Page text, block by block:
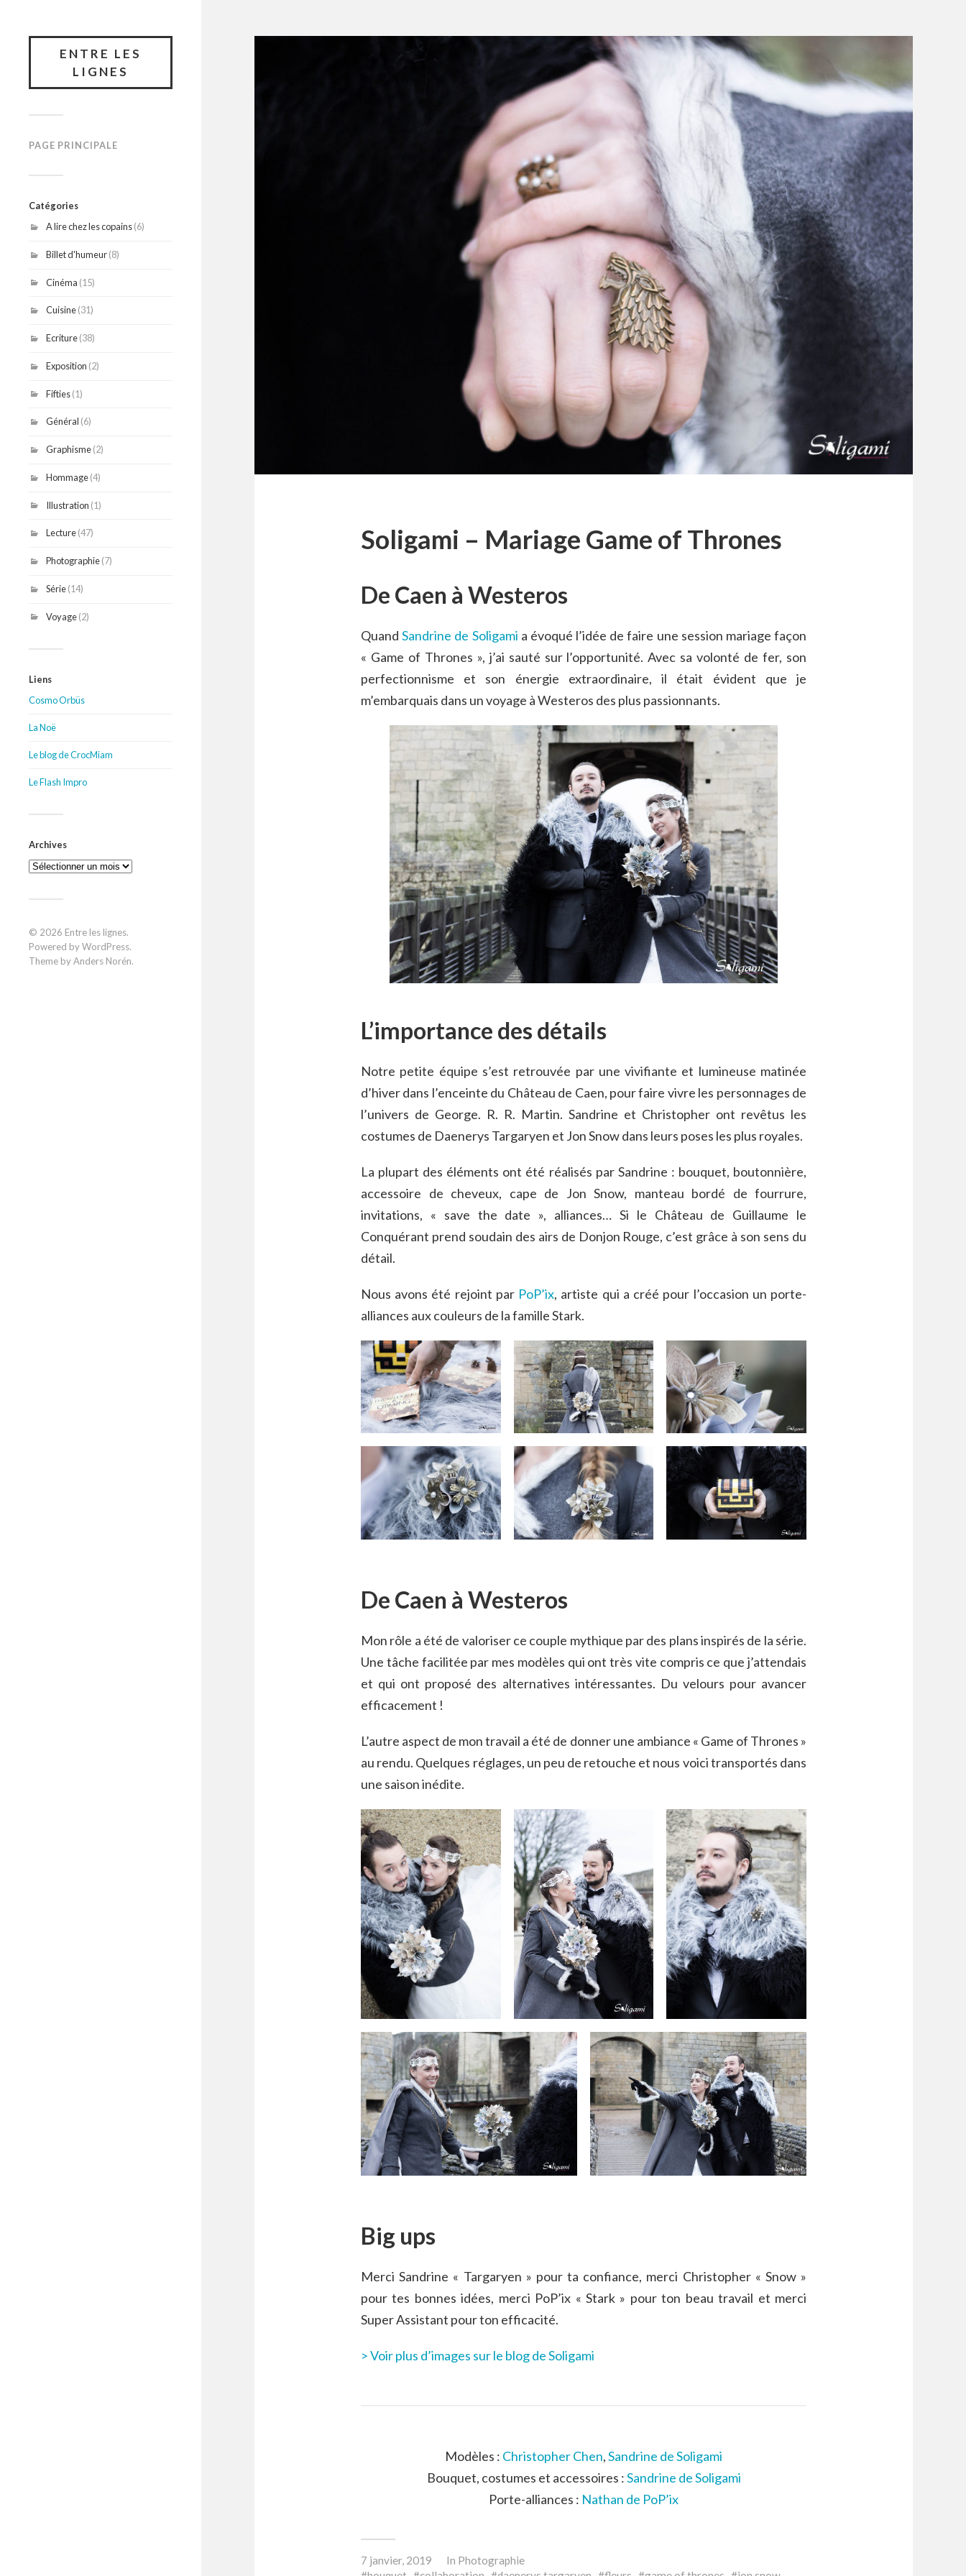
ENTRE LES
LIGNES
PAGE PRINCIPALE
Catégories
A lire chez les copains(6)
Billet d'humeur(8)
Cinéma (15)
Cuisine(31)
Ecriture(38)
Exposition (2)
Fifties(1)
Général (6)
Graphisme(2)
Hommage(4)
Illustration (1)
Lecture(47)
Photographie(7)
Série(14)
Voyage(2)
Liens
Cosmo Orbüs
La Noë
Le blog de CrocMiam
Le Flash Impro
Archives
Archives
© 2026 Entre les lignes.
Powered byWordPress.
Theme byAnders Norén.
Soligami – Mariage Game of Thrones
De Caen à Westeros
QuandSandrine de Soligami a évoqué l’idée de faire une session mariage façon
« Game of Thrones », j’ai sauté sur l’opportunité. Avec sa volonté de fer, son
perfectionnisme et son énergie extraordinaire, il était évident que je
m’embarquais dans un voyage à Westeros des plus passionnants.
L’importance des détails
Notre petite équipe s’est retrouvée par une vivifiante et lumineuse matinée
d’hiver dans l’enceinte du Château de Caen, pour faire vivre les personnages de
l’univers de George. R. R. Martin. Sandrine et Christopher ont revêtus les
costumes de Daenerys Targaryen et Jon Snow dans leurs poses les plus royales.
La plupart des éléments ont été réalisés par Sandrine : bouquet, boutonnière,
accessoire de cheveux, cape de Jon Snow, manteau bordé de fourrure,
invitations, « save the date », alliances… Si le Château de Guillaume le
Conquérant prend soudain des airs de Donjon Rouge, c’est grâce à son sens du
détail.
Nous avons été rejoint par PoP’ix, artiste qui a créé pour l’occasion un porte-
alliances aux couleurs de la famille Stark.
De Caen à Westeros
Mon rôle a été de valoriser ce couple mythique par des plans inspirés de la série.
Une tâche facilitée par mes modèles qui ont très vite compris ce que j’attendais
et qui ont proposé des alternatives intéressantes. Du velours pour avancer
efficacement !
L’autre aspect de mon travail a été de donner une ambiance « Game of Thrones »
au rendu. Quelques réglages, un peu de retouche et nous voici transportés dans
une saison inédite.
Big ups
Merci Sandrine « Targaryen » pour ta confiance, merci Christopher « Snow »
pour tes bonnes idées, merci PoP’ix « Stark » pour ton beau travail et merci
Super Assistant pour ton efficacité.
> Voir plus d’images sur le blog de Soligami
Modèles : Christopher Chen,Sandrine de Soligami
Bouquet, costumes et accessoires :Sandrine de Soligami
Porte-alliances : Nathan de PoP’ix
7 janvier, 2019 In Photographie